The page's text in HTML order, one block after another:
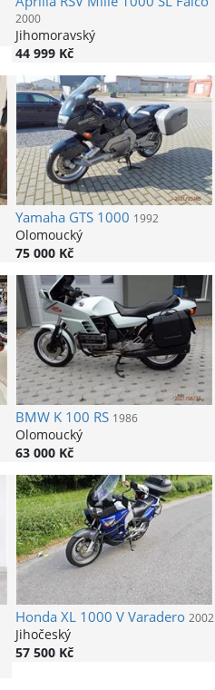
2000
Jihomoravský
44 999 Kč
YamahaGTS 1000 1992
Olomoucký
75 000 Kč
BMWK 100 RS 1986
Olomoucký
63 000 Kč
HondaXL 1000 V Varadero 2002
Jihočeský
57 500 Kč